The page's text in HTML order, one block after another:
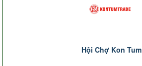
Hội Chợ Kon Tum